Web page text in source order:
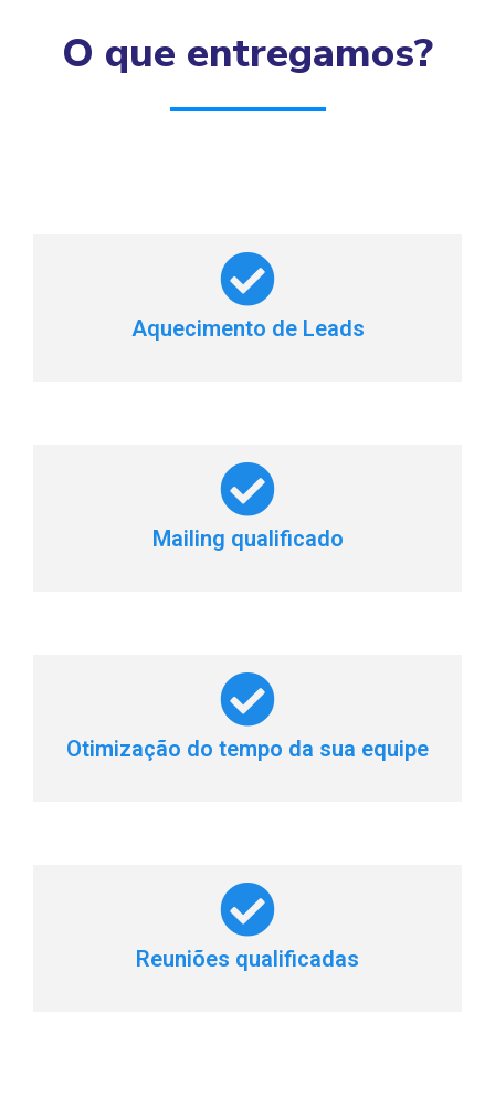
O que entregamos?
Aquecimento de Leads
Mailing qualificado
Otimização do tempo da sua equipe
Reuniões qualificadas